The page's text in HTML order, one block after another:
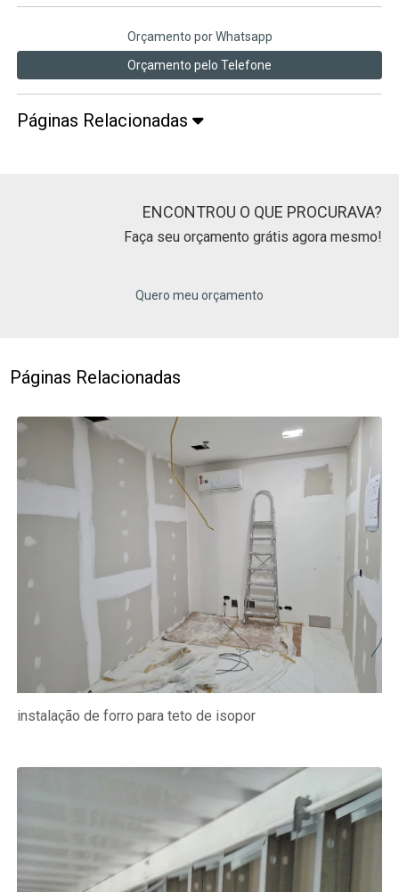
Orçamento por Whatsapp
Orçamento pelo Telefone
Páginas Relacionadas
ENCONTROU O QUE PROCURAVA?
Faça seu orçamento grátis agora mesmo!
Quero meu orçamento
Páginas Relacionadas
instalação de forro para teto de isopor